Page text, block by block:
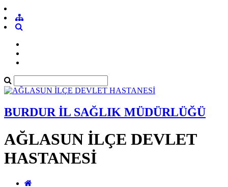
BURDUR İL SAĞLIK MÜDÜRLÜĞÜ
AĞLASUN İLÇE DEVLET
HASTANESİ